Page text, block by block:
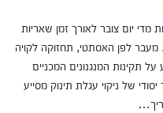
יום צובר לאורך זמן שאריות
מעבר לפן האסתטי, תחזוקה לקויה
תקינות המנגנונים המכניים
של ניקוי עגלת תינוק מסייע